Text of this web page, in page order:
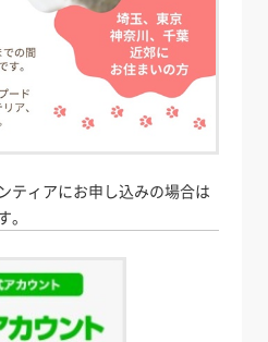
ティアにお申し込みの場合は